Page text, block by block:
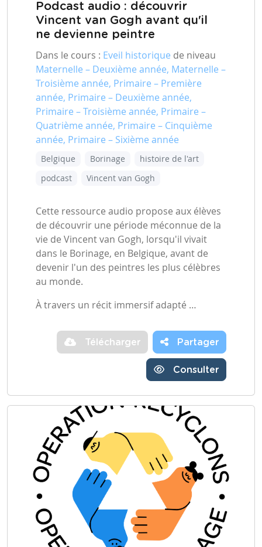
Podcast audio : découvrir
Vincent van Gogh avant qu'il
ne devienne peintre
Dans le cours : Eveil historique de niveau
Maternelle – Deuxième année, Maternelle –
Troisième année, Primaire – Première
année, Primaire – Deuxième année,
Primaire – Troisième année, Primaire –
Quatrième année, Primaire – Cinquième
année, Primaire – Sixième année
Belgique Borinage
histoire de l'art
podcast
Vincent van Gogh
Cette ressource audio propose aux élèves
de découvrir une période méconnue de la
vie de Vincent van Gogh, lorsqu'il vivait
dans le Borinage, en Belgique, avant de
devenir l'un des peintres les plus célèbres
au monde.
À travers un récit immersif adapté …
Télécharger Partager
Consulter